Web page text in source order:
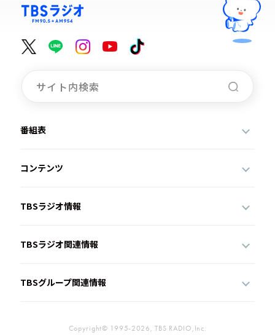
番組表
コンテンツ
TBSラジオ情報
TBSラジオ関連情報
TBSグループ関連情報
Copyright© 1995-2026, TBS RADIO,Inc.